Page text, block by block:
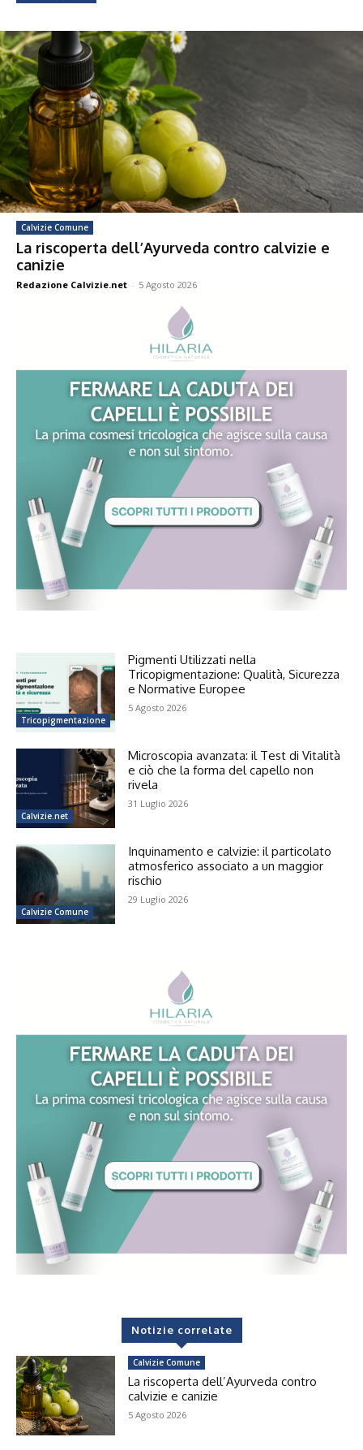
Calvizie Comune
La riscoperta dell’Ayurveda contro calvizie e
canizie
Redazione Calvizie.net - 5 Agosto 2026
Tricopigmentazione
Pigmenti Utilizzati nella
Tricopigmentazione: Qualità, Sicurezza
e Normative Europee
5 Agosto 2026
Calvizie.net
Microscopia avanzata: il Test di Vitalità
e ciò che la forma del capello non
rivela
31 Luglio 2026
Calvizie Comune
Inquinamento e calvizie: il particolato
atmosferico associato a un maggior
rischio
29 Luglio 2026
Notizie correlate
Calvizie Comune
La riscoperta dell’Ayurveda contro
calvizie e canizie
5 Agosto 2026